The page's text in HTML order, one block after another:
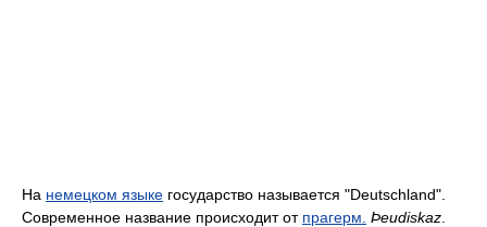
На немецком языке государство называется "Deutschland".
Современное название происходит от прагерм. Þeudiskaz